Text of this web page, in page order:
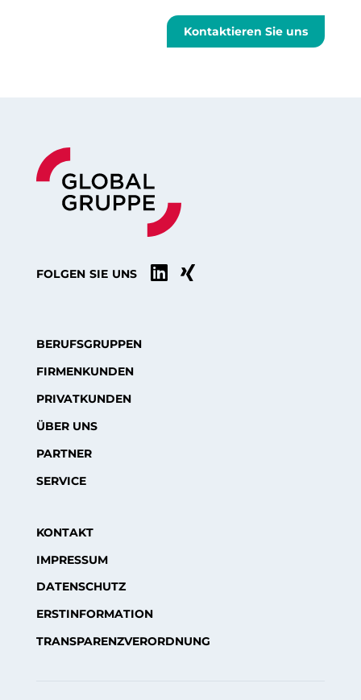
Kontaktieren Sie uns
FOLGEN SIE UNS  
BERUFSGRUPPEN
FIRMENKUNDEN
PRIVATKUNDEN
ÜBER UNS
PARTNER
SERVICE
KONTAKT
IMPRESSUM
DATENSCHUTZ
ERSTINFORMATION
TRANSPARENZVERORDNUNG